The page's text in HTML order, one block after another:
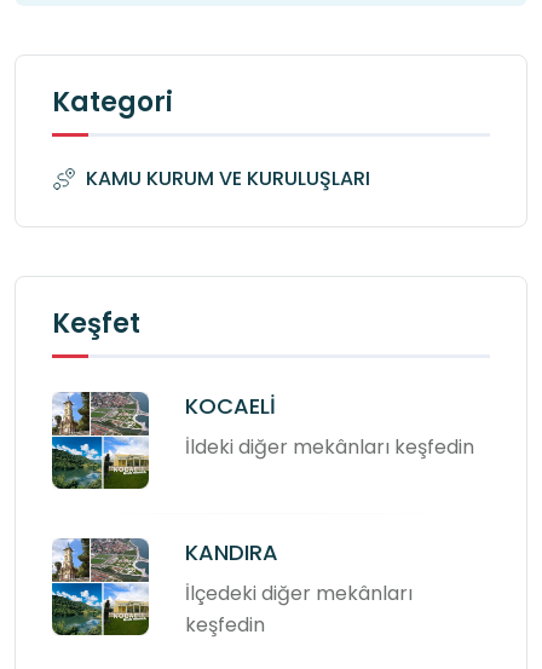
Kategori
KAMU KURUM VE KURULUŞLARI
Keşfet
KOCAELİ
İldeki diğer mekânları keşfedin
KANDIRA
İlçedeki diğer mekânları
keşfedin